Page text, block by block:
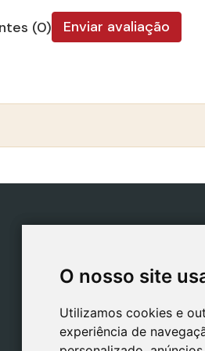
O nosso site
Utilizamos cookies e
experiência de
O nosso site
Utilizamos cookies e
experiência de
(0) Enviar avaliação
Bíblias
Livros
Presentes